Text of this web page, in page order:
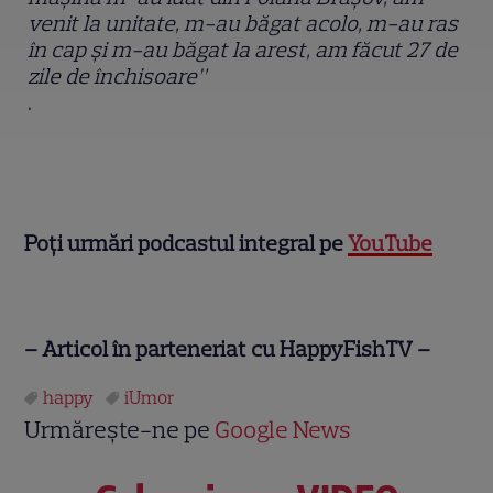
venit la unitate, m-au băgat acolo, m-au ras
în cap și m-au băgat la arest, am făcut 27 de
zile de închisoare”
.
Poți urmări podcastul integral peYouTube
– Articol în parteneriat cu HappyFishTV –
happy iUmor
Urmărește-ne pe Google News